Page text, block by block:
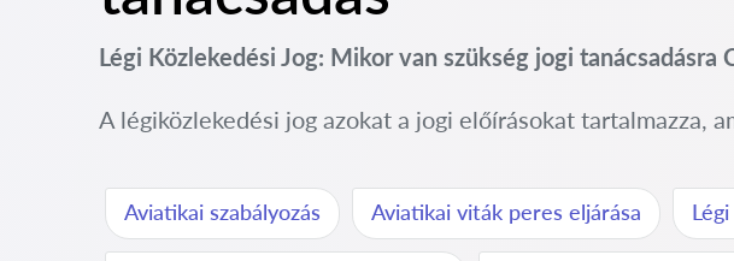
Légi Közlekedési Jog: Mikor van szükség jogi tanácsadásra
A légiközlekedési jog azokat a jogi előírásokat tartalmazza,
Aviatikai szabályozás Aviatikai viták peres eljárása